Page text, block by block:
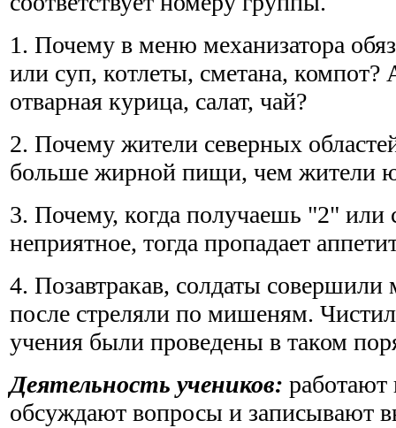
1. Почему в меню механизатора
или суп, котлеты, сметана,
отварная курица, салат, чай?
2. Почему жители северных
больше жирной пищи, чем жители
3. Почему, когда получаешь "2" или
неприятное, тогда пропадает
4. Позавтракав, солдаты
после стреляли по мишеням.
учения были проведены в таком
Деятельность учеников: работают
обсуждают вопросы и записывают